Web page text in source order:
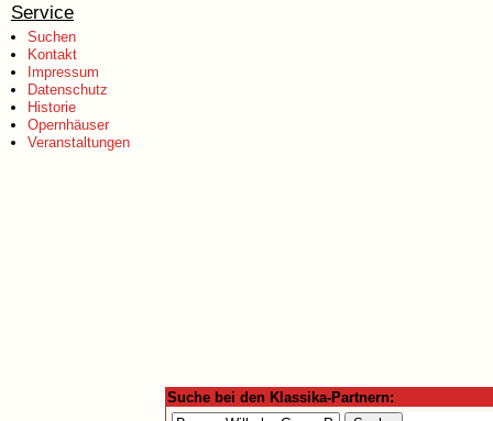
Service
Suchen
Kontakt
Impressum
Datenschutz
Historie
Opernhäuser
Veranstaltungen
Suche bei den Klassika-Partnern: